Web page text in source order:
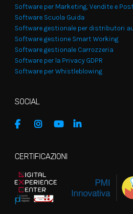
Software per Marketing, Vendite e
Software Scuola Guida
Software gestionale per distributori
Software gestione Smart Working
Software gestionale Carrozzeria
Software per la Privacy GDPR
Software per Whistleblowing
SOCIAL
CERTIFICAZIONI